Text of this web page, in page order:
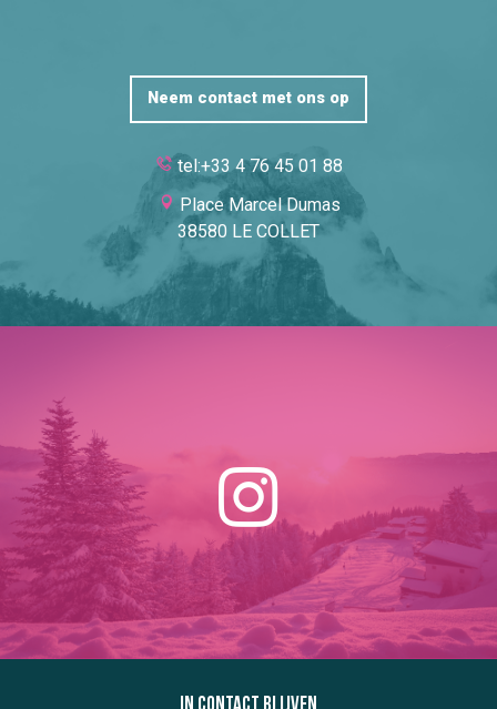
Neem contact met ons op
tel:+33 4 76 45 01 88
Place Marcel Dumas
38580 LE COLLET